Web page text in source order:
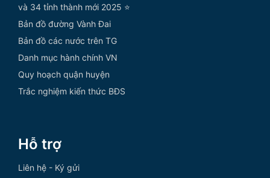
và 34 tỉnh thành mới 2025 ⭐
Bản đồ đường Vành Đai
Bản đồ các nước trên TG
Danh mục hành chính VN
Quy hoạch quận huyện
Trắc nghiệm kiến thức BĐS
Hỗ trợ
Liên hệ - Ký gửi